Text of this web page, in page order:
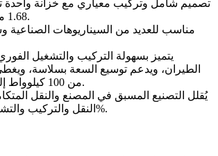
تصميم شامل وتركيب معياري مع خزانة
1.68 متر مربع فقط.
مناسب للعديد من السيناريوهات الصناعية
يتميز بسهولة التركيب والتشغيل
الطيران، ويدعم توسيع السعة بسلاسة،
من 100 كيلوواط إلى 1 ميجاواط.
يُقلل التصنيع المسبق في المصنع والنقل
النقل والتركيب والتشغيل بنسبة 15%.